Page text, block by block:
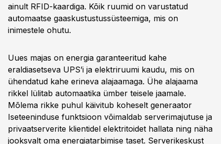
ainult RFID-kaardiga. Kõik ruumid on varustatud
automaatse gaaskustustussüsteemiga, mis on
inimestele ohutu.
Uues majas on energia garanteeritud kahe
eraldiasetseva UPS’i ja elektriruumi kaudu, mis on
ühendatud kahe erineva alajaamaga. Ühe alajaama
rikkel lülitab automaatika ümber teisele jaamale.
Mõlema rikke puhul käivitub koheselt generaator
Iseteeninduse funktsioon võimaldab serverimajutuse ja
privaatserverite klientidel elektritoidet hallata ning näha
jooksvalt oma energiatarbimise taset. Serverikeskust